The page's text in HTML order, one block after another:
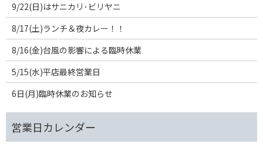
9/22(日)はサニカリ･ビリヤニ
8/17(土)ランチ＆夜カレー！！
8/16(金)台風の影響による臨時休業
5/15(水)平店最終営業日
6日(月)臨時休業のお知らせ